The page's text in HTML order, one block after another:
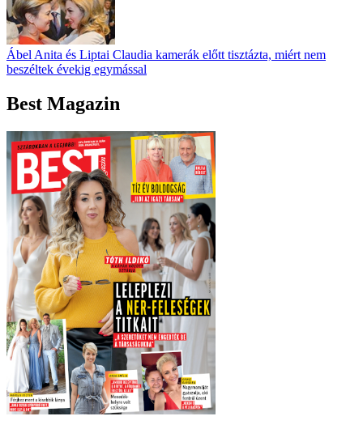
Ábel Anita és Liptai Claudia kamerák előtt tisztázta, miért nem
beszéltek évekig egymással
Best Magazin